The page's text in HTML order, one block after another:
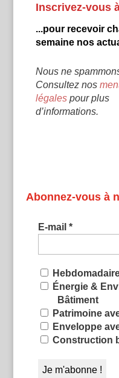
Inscrivez-vous
...pour recevoir
semaine nos
Nous ne
Consultez nos
légalespour plus
d’informations.
Abonnez-vous à
E-mail *
Énergie &
Bâtiment
Patrimoine
Enveloppe
Construction